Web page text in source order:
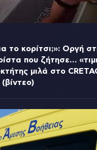
το κορίτσι;»: Οργή
που ζήτησε…
μιλά στο